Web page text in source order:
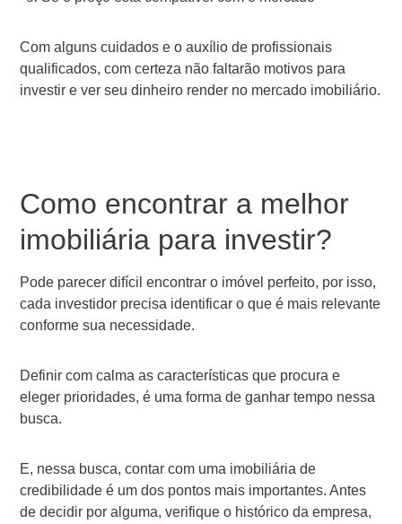
Com alguns cuidados e o auxílio de profissionais
qualificados, com certeza não faltarão motivos para
investir e ver seu dinheiro render no mercado imobiliário.
Como encontrar a melhor
imobiliária para investir?
Pode parecer difícil encontrar o imóvel perfeito, por isso,
cada investidor precisa identificar o que é mais relevante
conforme sua necessidade.
Definir com calma as características que procura e
eleger prioridades, é uma forma de ganhar tempo nessa
busca.
E, nessa busca, contar com uma imobiliária de
credibilidade é um dos pontos mais importantes. Antes
de decidir por alguma, verifique o histórico da empresa,